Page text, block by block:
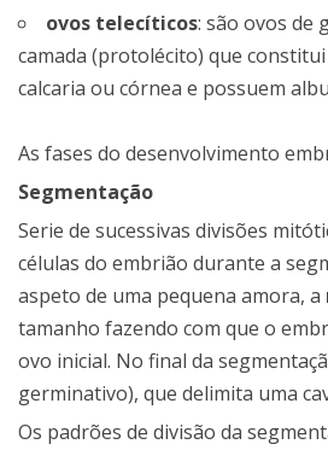
ovos telecíticos: são ovos de
camada (protolécito) que
calcaria ou córnea e possuem
As fases do desenvolvimento
Segmentação
Serie de sucessivas divisões
células do embrião durante a
aspeto de uma pequena amora, a
tamanho fazendo com que o
ovo inicial. No final da
germinativo), que delimita uma
Os padrões de divisão da